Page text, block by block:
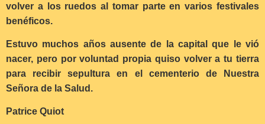
volver a los ruedos al tomar parte en varios festivales
benéficos.
Estuvo muchos años ausente de la capital que le vió
nacer, pero por voluntad propia quiso volver a tu tierra
para recibir sepultura en el cementerio de Nuestra
Señora de la Salud.
Patrice Quiot